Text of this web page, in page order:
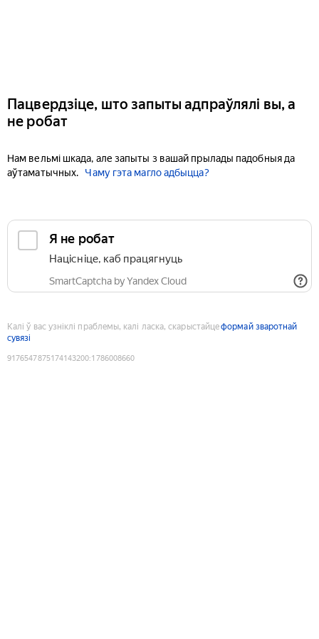
Пацвердзіце, што запыты адпраўлялі вы, а
не робат
Нам вельмі шкада, але запыты з вашай прылады падобныя да
аўтаматычных.
Чаму гэта магло адбыцца?
Я не робат
Націсніце, каб працягнуць
SmartCaptcha by Yandex Cloud
Калі ў вас узніклі праблемы, калі ласка, скарыстайцеформай зваротнай
сувязі
9176547875174143200:1786008660